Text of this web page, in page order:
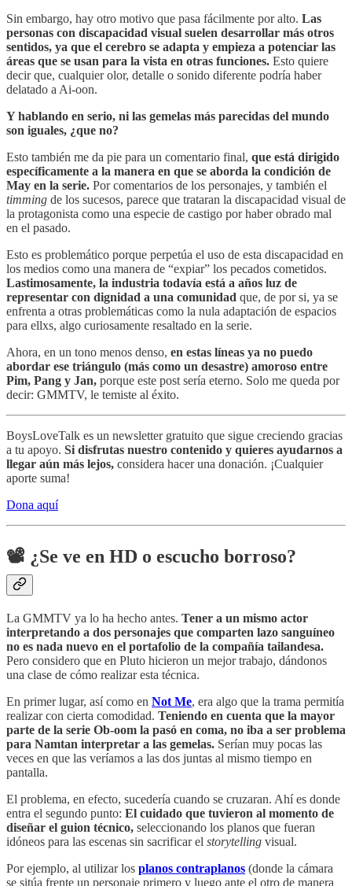
Sin embargo, hay otro motivo que pasa fácilmente por alto. Las
personas con discapacidad visual suelen desarrollar más otros
sentidos, ya que el cerebro se adapta y empieza a potenciar las
áreas que se usan para la vista en otras funciones. Esto quiere
decir que, cualquier olor, detalle o sonido diferente podría haber
delatado a Ai-oon.
Y hablando en serio, ni las gemelas más parecidas del mundo
son iguales, ¿que no?
Esto también me da pie para un comentario final, que está dirigido
específicamente a la manera en que se aborda la condición de
May en la serie. Por comentarios de los personajes, y también el
timming de los sucesos, parece que trataran la discapacidad visual de
la protagonista como una especie de castigo por haber obrado mal
en el pasado.
Esto es problemático porque perpetúa el uso de esta discapacidad en
los medios como una manera de “expiar” los pecados cometidos.
Lastimosamente, la industria todavía está a años luz de
representar con dignidad a una comunidad que, de por si, ya se
enfrenta a otras problemáticas como la nula adaptación de espacios
para ellxs, algo curiosamente resaltado en la serie.
Ahora, en un tono menos denso, en estas líneas ya no puedo
abordar ese triángulo (más como un desastre) amoroso entre
Pim, Pang y Jan, porque este post sería eterno. Solo me queda por
decir: GMMTV, le temiste al éxito.
BoysLoveTalk es un newsletter gratuito que sigue creciendo gracias
a tu apoyo. Si disfrutas nuestro contenido y quieres ayudarnos a
llegar aún más lejos, considera hacer una donación. ¡Cualquier
aporte suma!
Dona aquí
📽 ¿Se ve en HD o escucho borroso?
La GMMTV ya lo ha hecho antes. Tener a un mismo actor
interpretando a dos personajes que comparten lazo sanguíneo
no es nada nuevo en el portafolio de la compañía tailandesa.
Pero considero que en Pluto hicieron un mejor trabajo, dándonos
una clase de cómo realizar esta técnica.
En primer lugar, así como en Not Me, era algo que la trama permitía
realizar con cierta comodidad. Teniendo en cuenta que la mayor
parte de la serie Ob-oom la pasó en coma, no iba a ser problema
para Namtan interpretar a las gemelas. Serían muy pocas las
veces en que las veríamos a las dos juntas al mismo tiempo en
pantalla.
El problema, en efecto, sucedería cuando se cruzaran. Ahí es donde
entra el segundo punto: El cuidado que tuvieron al momento de
diseñar el guion técnico, seleccionando los planos que fueran
idóneos para las escenas sin sacrificar el storytelling visual.
Por ejemplo, al utilizar los planos contraplanos (donde la cámara
se sitúa frente un personaje primero y luego ante el otro de manera